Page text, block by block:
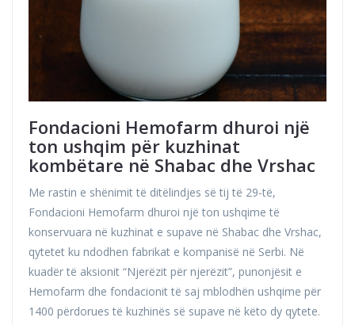
Fondacioni Hemofarm dhuroi një
ton ushqim për kuzhinat
kombëtare në Shabac dhe Vrshac
Me rastin e shënimit të ditëlindjes së tij të 29-të,
Fondacioni Hemofarm dhuroi një ton ushqime të
konservuara në kuzhinat e supave në Shabac dhe Vrshac,
qytetet ku ndodhen fabrikat e kompanisë në Serbi. Në
kuadër të aksionit “Njerëzit për njerëzit”, punonjësit e
Hemofarm dhe fondacionit të saj mblodhën ushqime për
1400 përdorues të kuzhinës së supave në këto dy qytete.